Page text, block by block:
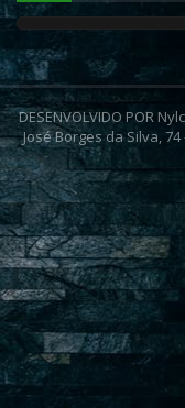
DESENVOLVIDO POR
José Borges da Silva,